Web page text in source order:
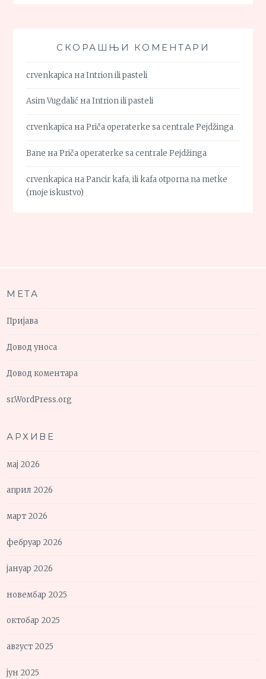
СКОРАШЊИ КОМЕНТАРИ
crvenkapica наIntrion ili pasteli
Asim Vugdalić наIntrion ili pasteli
crvenkapica наPriča operaterke sa centrale Pejdžinga
Bane наPriča operaterke sa centrale Pejdžinga
crvenkapica наPancir kafa, ili kafa otporna na metke
(moje iskustvo)
МЕТА
Пријава
Довод уноса
Довод коментара
sr.WordPress.org
АРХИВЕ
мај 2026
април 2026
март 2026
фебруар 2026
јануар 2026
новембар 2025
октобар 2025
август 2025
јун 2025